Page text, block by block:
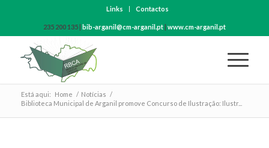
Links Contactos
235 200 135 | bib-arganil@cm-arganil.pt| www.cm-arganil.pt
Está aqui: Home / Notícias /
Biblioteca Municipal de Arganil promove Concurso de Ilustração: Ilustr...